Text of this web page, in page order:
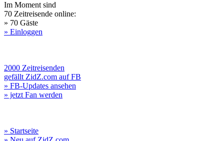
Im Moment sind
70 Zeitreisende online:
» 70 Gäste
» Einloggen
2000 Zeitreisenden
gefällt ZidZ.com auf FB
» FB-Updates ansehen
» jetzt Fan werden
» Startseite